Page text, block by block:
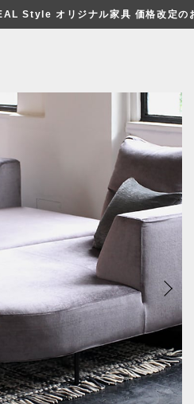
Style オリジナル家具 価格改定の